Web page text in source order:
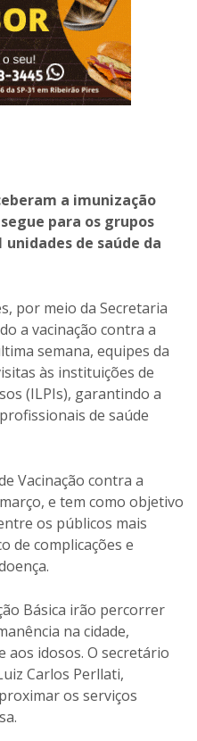
a imunização
para os grupos
de saúde da
por meio da Secretaria
a vacinação contra a
semana, equipes da
às instituições de
(ILPIs), garantindo a
de saúde
Vacinação contra a
e tem como objetivo
os públicos mais
de complicações e
Básica irão percorrer
na cidade,
aos idosos. O secretário
Carlos Perllati,
os serviços